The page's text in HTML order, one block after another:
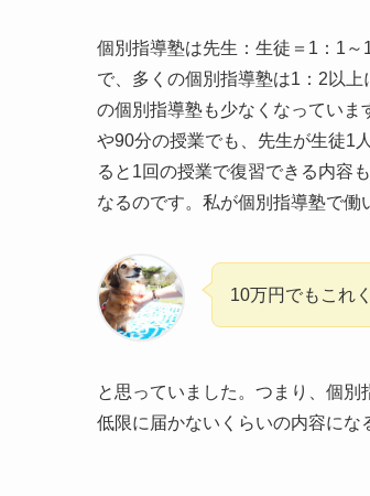
個別指導塾は先生：生徒＝1：1
で、多くの個別指導塾は1：2以
の個別指導塾も少なくなってい
や90分の授業でも、先生が生徒1
ると1回の授業で復習できる内容
なるのです。私が個別指導塾で働
10万円でもこれ
と思っていました。つまり、個
低限に届かないくらいの内容にな